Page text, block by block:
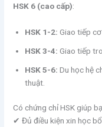
HSK 6 (cao cấp):
HSK 1-2: Giao tiếp
HSK 3-4: Giao tiếp
HSK 5-6: Du học hệ
thuật.
Có chứng chỉ HSK giúp
✔ Đủ điều kiện xin học